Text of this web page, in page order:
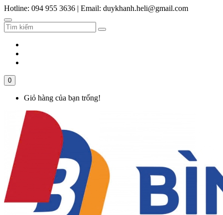
Hotline: 094 955 3636 | Email: duykhanh.heli@gmail.com
0
Giỏ hàng của bạn trống!